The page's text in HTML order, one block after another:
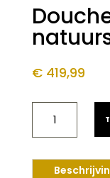
€419,99
NATUURSTEEN
VIJFHOEK
AANTAL